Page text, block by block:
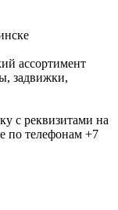
ассортимент
задвижки,
с реквизитами на
по телефонам +7